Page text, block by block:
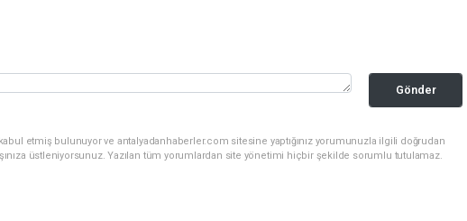
Gönder
etmiş bulunuyor ve antalyadanhaberler.com sitesine yaptığınız yorumunuzla ilgili doğrudan
üstleniyorsunuz. Yazılan tüm yorumlardan site yönetimi hiçbir şekilde sorumlu tutulamaz.